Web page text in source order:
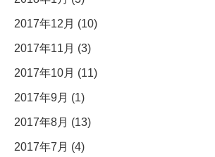
2017年12月 (10)
2017年11月 (3)
2017年10月 (11)
2017年9月 (1)
2017年8月 (13)
2017年7月 (4)